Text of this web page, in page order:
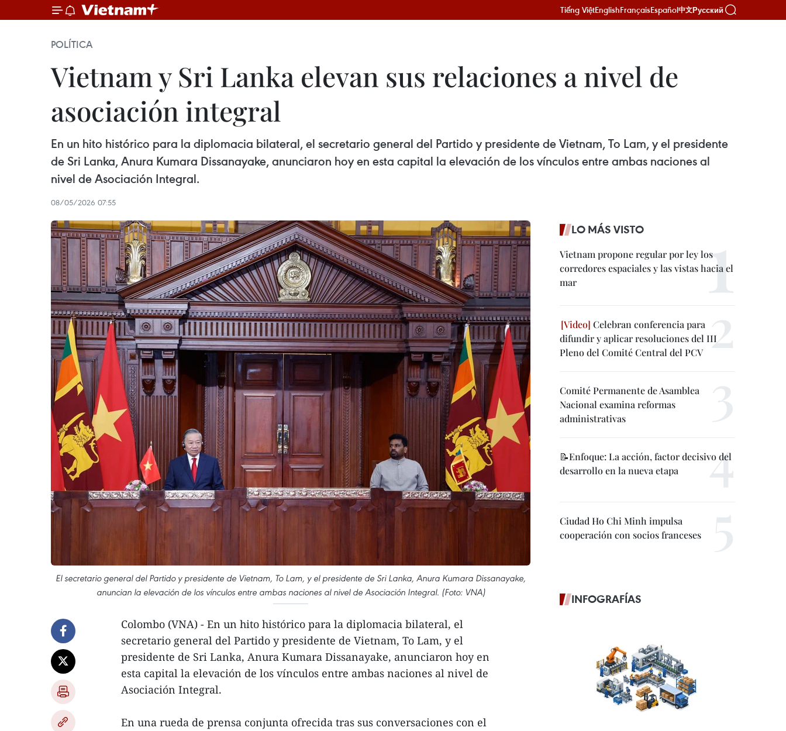
Tiếng ViệtEnglishFrançaisEspañol中文Русский
POLÍTICA
Vietnam y Sri Lanka elevan sus relaciones a nivel de
asociación integral
En un hito histórico para la diplomacia bilateral, el secretario general del Partido y presidente de Vietnam, To Lam, y el presidente
de Sri Lanka, Anura Kumara Dissanayake, anunciaron hoy en esta capital la elevación de los vínculos entre ambas naciones al
nivel de Asociación Integral.
08/05/2026 07:55
El secretario general del Partido y presidente de Vietnam, To Lam, y el presidente de Sri Lanka, Anura Kumara Dissanayake,
anuncian la elevación de los vínculos entre ambas naciones al nivel de Asociación Integral. (Foto: VNA)
Colombo (VNA) - En un hito histórico para la diplomacia bilateral, el
secretario general del Partido y presidente de Vietnam, To Lam, y el
presidente de Sri Lanka, Anura Kumara Dissanayake, anunciaron hoy en
esta capital la elevación de los vínculos entre ambas naciones al nivel de
Asociación Integral.
En una rueda de prensa conjunta ofrecida tras sus conversaciones con el
LO MÁS VISTO
Vietnam propone regular por ley los
corredores espaciales y las vistas hacia el
mar
Celebran conferencia para
difundir y aplicar resoluciones del III
Pleno del Comité Central del PCV
Comité Permanente de Asamblea
Nacional examina reformas
administrativas
📝Enfoque: La acción, factor decisivo del
desarrollo en la nueva etapa
Ciudad Ho Chi Minh impulsa
cooperación con socios franceses
INFOGRAFÍAS